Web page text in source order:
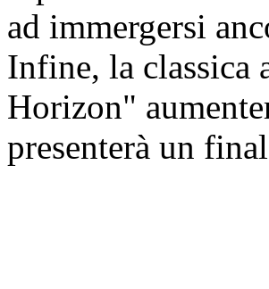
ad immergersi
Infine, la classica
Horizon"
presenterà un